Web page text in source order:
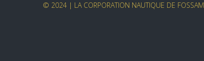
© 2024 | LA CORPORATION NAUTIQUE DE